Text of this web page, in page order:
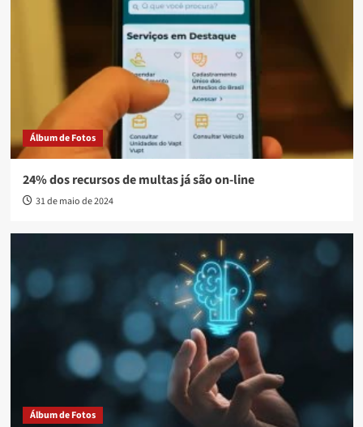
Álbum de Fotos
24% dos recursos de multas já são on-line
31 de maio de 2024
Álbum de Fotos